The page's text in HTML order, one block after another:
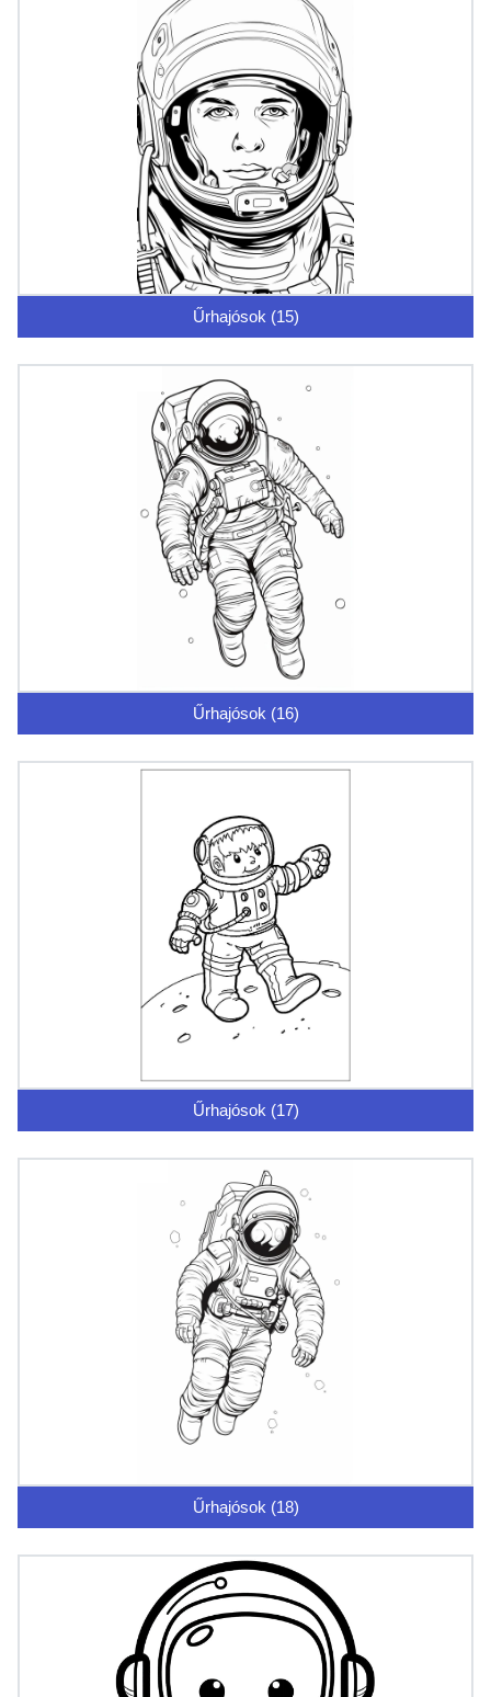
Űrhajósok (15)
Űrhajósok (16)
Űrhajósok (17)
Űrhajósok (18)